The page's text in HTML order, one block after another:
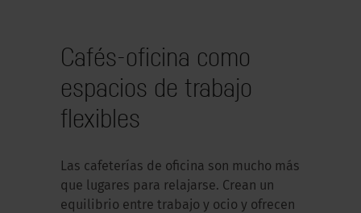
Cafés-oficina como
espacios de trabajo
flexibles
Las cafeterías de oficina son mucho más
que lugares para relajarse. Crean un
equilibrio entre trabajo y ocio y ofrecen